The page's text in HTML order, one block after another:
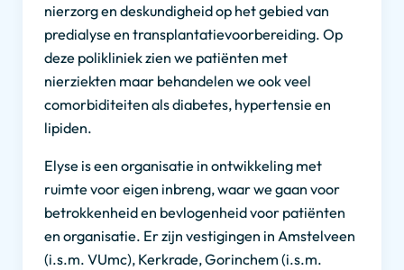
nierzorg en deskundigheid op het gebied van
predialyse en transplantatievoorbereiding. Op
deze polikliniek zien we patiënten met
nierziekten maar behandelen we ook veel
comorbiditeiten als diabetes, hypertensie en
lipiden.
Elyse is een organisatie in ontwikkeling met
ruimte voor eigen inbreng, waar we gaan voor
betrokkenheid en bevlogenheid voor patiënten
en organisatie. Er zijn vestigingen in Amstelveen
(i.s.m. VUmc), Kerkrade, Gorinchem (i.s.m.